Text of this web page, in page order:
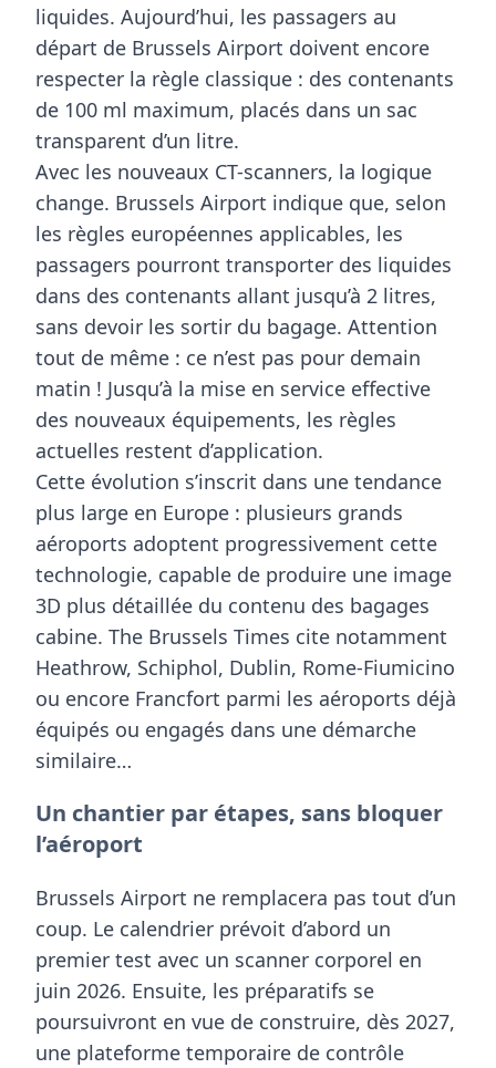
liquides. Aujourd’hui, les passagers au
départ de Brussels Airport doivent encore
respecter la règle classique : des contenants
de 100 ml maximum, placés dans un sac
transparent d’un litre.
Avec les nouveaux CT-scanners, la logique
change. Brussels Airport indique que, selon
les règles européennes applicables, les
passagers pourront transporter des liquides
dans des contenants allant jusqu’à 2 litres,
sans devoir les sortir du bagage. Attention
tout de même : ce n’est pas pour demain
matin ! Jusqu’à la mise en service effective
des nouveaux équipements, les règles
actuelles restent d’application.
Cette évolution s’inscrit dans une tendance
plus large en Europe : plusieurs grands
aéroports adoptent progressivement cette
technologie, capable de produire une image
3D plus détaillée du contenu des bagages
cabine. The Brussels Times cite notamment
Heathrow, Schiphol, Dublin, Rome-Fiumicino
ou encore Francfort parmi les aéroports déjà
équipés ou engagés dans une démarche
similaire…
Un chantier par étapes, sans bloquer
l’aéroport
Brussels Airport ne remplacera pas tout d’un
coup. Le calendrier prévoit d’abord un
premier test avec un scanner corporel en
juin 2026. Ensuite, les préparatifs se
poursuivront en vue de construire, dès 2027,
une plateforme temporaire de contrôle